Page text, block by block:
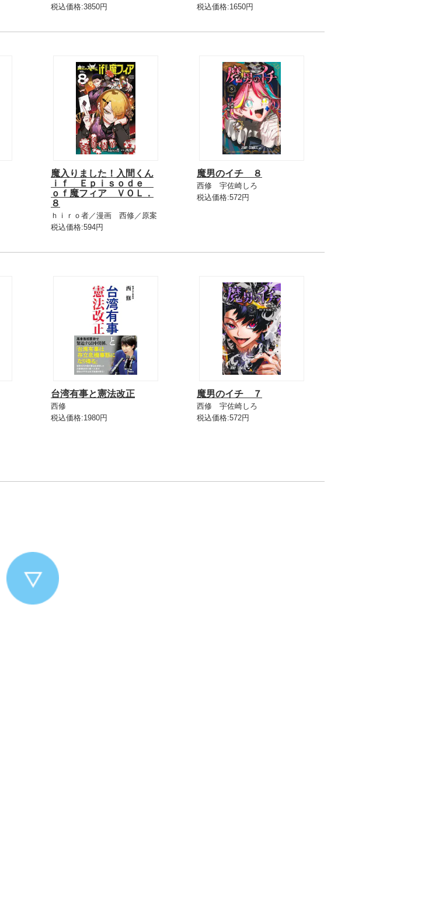
税込価格:3850円
税込価格:1650円
魔入りました！入間くん
ｉｆ Ｅｐｉｓｏｄｅ
ｏｆ魔フィア ＶＯＬ．
８
ｈｉｒｏ者／漫画 西修／原案
税込価格:594円
魔男のイチ ８
西修 宇佐崎しろ
税込価格:572円
台湾有事と憲法改正
西修
税込価格:1980円
魔男のイチ ７
西修 宇佐崎しろ
税込価格:572円